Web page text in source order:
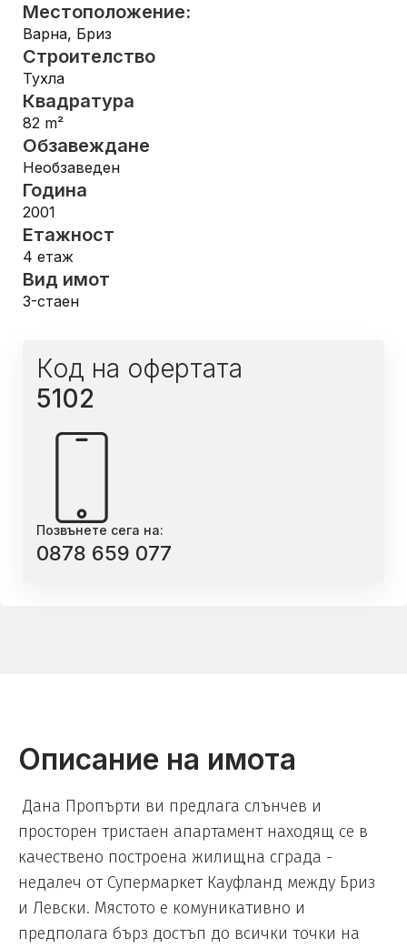
Местоположение:
Варна, Бриз
Строителство
Тухла
Квадратура
82 m²
Обзавеждане
Необзаведен
Година
2001
Етажност
4 етаж
Вид имот
3-стаен
Код на офертата
5102
Позвънете сега на:
0878 659 077
Описание на имота
Дана Пропърти ви предлага слънчев и
просторен тристаен апартамент находящ се в
качествено построена жилищна сграда -
недалеч от Супермаркет Кауфланд между Бриз
и Левски. Мястото е комуникативно и
предполага бърз достъп до всички точки на